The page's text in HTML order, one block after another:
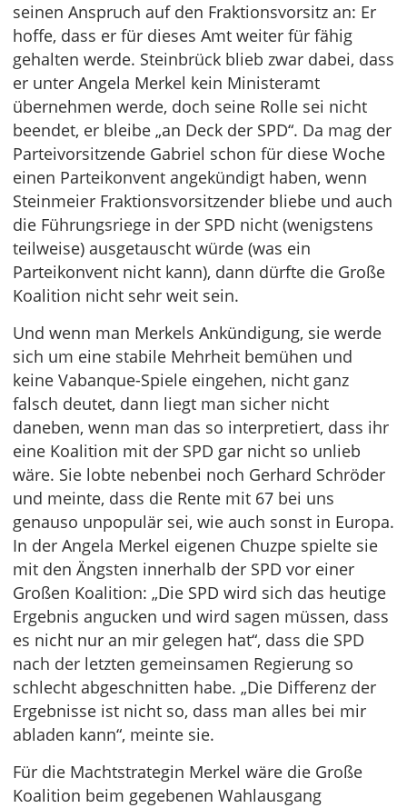
seinen Anspruch auf den Fraktionsvorsitz an: Er
hoffe, dass er für dieses Amt weiter für fähig
gehalten werde. Steinbrück blieb zwar dabei, dass
er unter Angela Merkel kein Ministeramt
übernehmen werde, doch seine Rolle sei nicht
beendet, er bleibe „an Deck der SPD“. Da mag der
Parteivorsitzende Gabriel schon für diese Woche
einen Parteikonvent angekündigt haben, wenn
Steinmeier Fraktionsvorsitzender bliebe und auch
die Führungsriege in der SPD nicht (wenigstens
teilweise) ausgetauscht würde (was ein
Parteikonvent nicht kann), dann dürfte die Große
Koalition nicht sehr weit sein.
Und wenn man Merkels Ankündigung, sie werde
sich um eine stabile Mehrheit bemühen und
keine Vabanque-Spiele eingehen, nicht ganz
falsch deutet, dann liegt man sicher nicht
daneben, wenn man das so interpretiert, dass ihr
eine Koalition mit der SPD gar nicht so unlieb
wäre. Sie lobte nebenbei noch Gerhard Schröder
und meinte, dass die Rente mit 67 bei uns
genauso unpopulär sei, wie auch sonst in Europa.
In der Angela Merkel eigenen Chuzpe spielte sie
mit den Ängsten innerhalb der SPD vor einer
Großen Koalition: „Die SPD wird sich das heutige
Ergebnis angucken und wird sagen müssen, dass
es nicht nur an mir gelegen hat“, dass die SPD
nach der letzten gemeinsamen Regierung so
schlecht abgeschnitten habe. „Die Differenz der
Ergebnisse ist nicht so, dass man alles bei mir
abladen kann“, meinte sie.
Für die Machtstrategin Merkel wäre die Große
Koalition beim gegebenen Wahlausgang